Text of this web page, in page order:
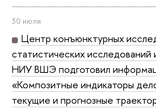
30 июля
Центр конъюнктурных
статистических исследований
НИУ ВШЭ подготовил
«Композитные индикаторы
текущие и прогнозные